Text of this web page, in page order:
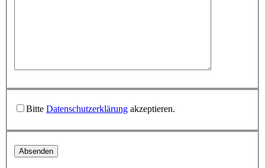
Bitte Datenschutzerklärung akzeptieren.